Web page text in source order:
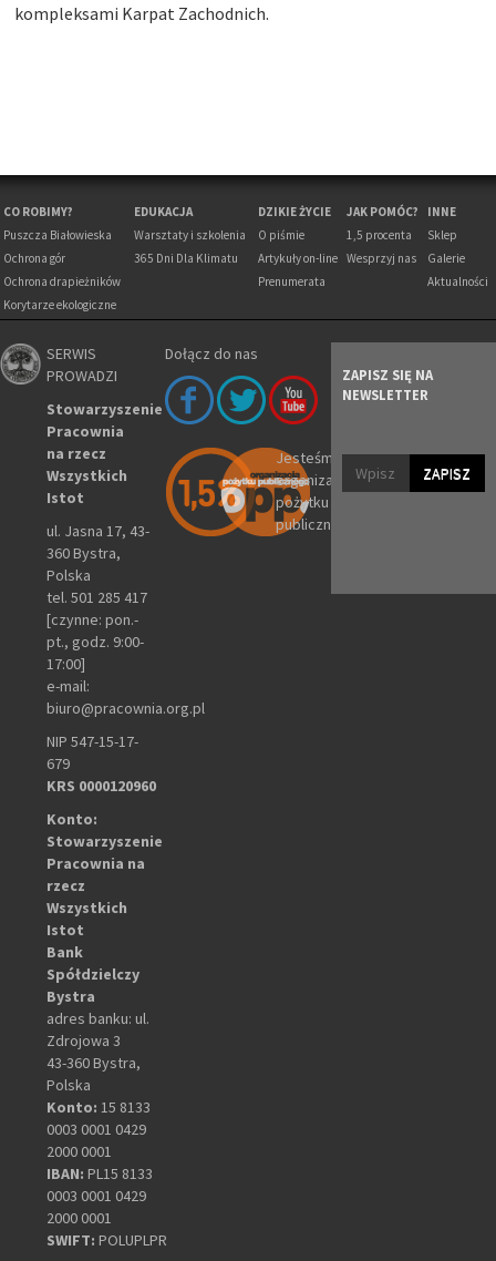
kompleksami Karpat Zachodnich.
CO ROBIMY?
Puszcza Białowieska
Ochrona gór
Ochrona drapieżników
Korytarze ekologiczne
EDUKACJA
Warsztaty i szkolenia
365 Dni Dla Klimatu
DZIKIE ŻYCIE
O piśmie
Artykuły on-line
Prenumerata
JAK POMÓC?
1,5 procenta
Wesprzyj nas
INNE
Sklep
Galerie
Aktualności
SERWIS
PROWADZI
Stowarzyszenie
Pracownia
na rzecz
Wszystkich
Istot
ul. Jasna 17, 43-
360 Bystra,
Polska
tel. 501 285 417
[czynne: pon.-
pt., godz. 9:00-
17:00]
e-mail:
biuro@pracownia.org.pl
NIP 547-15-17-
679
KRS 0000120960
Konto:
Stowarzyszenie
Pracownia na
rzecz
Wszystkich
Istot
Bank
Spółdzielczy
Bystra
adres banku: ul.
Zdrojowa 3
43-360 Bystra,
Polska
Konto: 15 8133
0003 0001 0429
2000 0001
IBAN: PL15 8133
0003 0001 0429
2000 0001
SWIFT: POLUPLPR
Dołącz do nas
Jesteśmy
organizacją
pożytku
publicznego
ZAPISZ SIĘ NA
NEWSLETTER
ZAPISZ